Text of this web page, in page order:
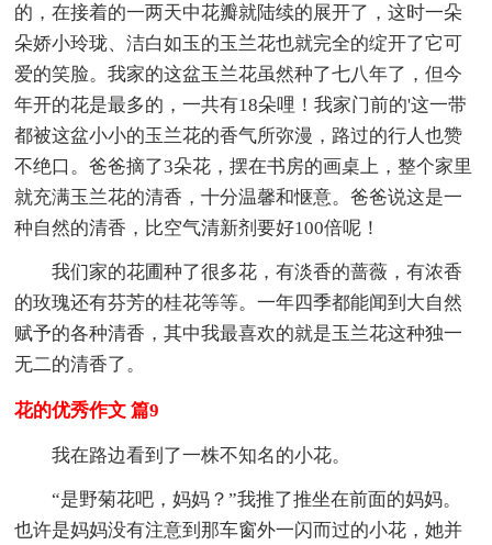
的，在接着的一两天中花瓣就陆续的展开了，这时一朵
朵娇小玲珑、洁白如玉的玉兰花也就完全的绽开了它可
爱的笑脸。我家的这盆玉兰花虽然种了七八年了，但今
年开的花是最多的，一共有18朵哩！我家门前的'这一带
都被这盆小小的玉兰花的香气所弥漫，路过的行人也赞
不绝口。爸爸摘了3朵花，摆在书房的画桌上，整个家里
就充满玉兰花的清香，十分温馨和惬意。爸爸说这是一
种自然的清香，比空气清新剂要好100倍呢！
我们家的花圃种了很多花，有淡香的蔷薇，有浓香
的玫瑰还有芬芳的桂花等等。一年四季都能闻到大自然
赋予的各种清香，其中我最喜欢的就是玉兰花这种独一
无二的清香了。
花的优秀作文 篇9
我在路边看到了一株不知名的小花。
“是野菊花吧，妈妈？”我推了推坐在前面的妈妈。
也许是妈妈没有注意到那车窗外一闪而过的小花，她并